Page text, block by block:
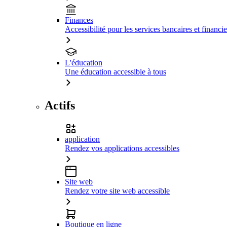
Finances
Accessibilité pour les services bancaires et
L'éducation
Une éducation accessible à tous
Actifs
application
Rendez vos applications accessibles
Site web
Rendez votre site web accessible
Boutique en ligne